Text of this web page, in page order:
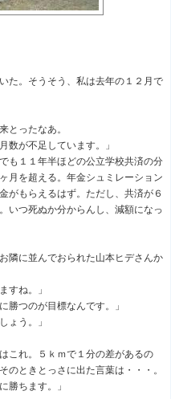
た。そうそう、私は去年の１２月で
とったなあ。
が不足しています。」
も１１年半ほどの公立学校共済の分
月を超える。年金シュミレーション
がもらえるはず。ただし、共済が６
いつ死ぬか分からんし、減額になっ
隣に並んでおられた山本ヒデさんか
すね。」
つのが目標なんです。」
ょう。」
これ。５ｋｍで１分の差があるの
のときとっさに出た言葉は・・・。
勝ちます。」